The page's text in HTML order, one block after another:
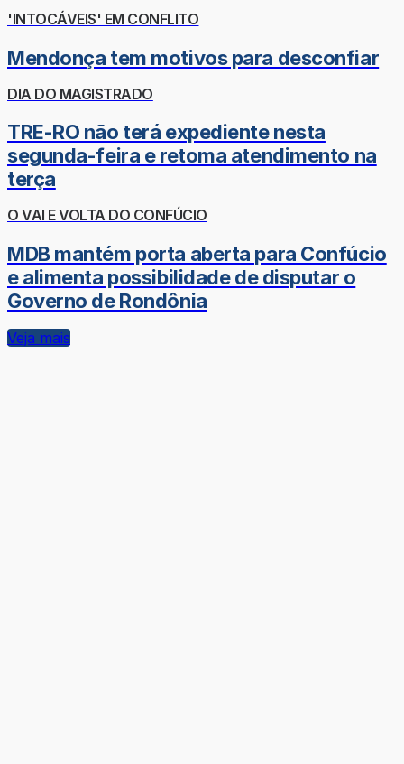
'INTOCÁVEIS' EM CONFLITO
Mendonça tem motivos para desconfiar
DIA DO MAGISTRADO
TRE-RO não terá expediente nesta
segunda-feira e retoma atendimento na
terça
O VAI E VOLTA DO CONFÚCIO
MDB mantém porta aberta para Confúcio
e alimenta possibilidade de disputar o
Governo de Rondônia
Veja mais